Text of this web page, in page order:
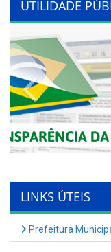
UTILIDADE
Previous
LINKS ÚTEIS
Prefeitura